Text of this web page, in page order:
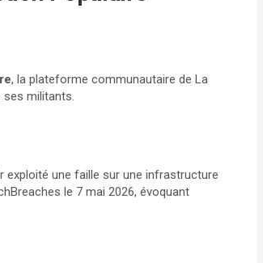
, la plateforme communautaire de La
ses militants.
exploité une faille sur une infrastructure
le 7 mai 2026, évoquant